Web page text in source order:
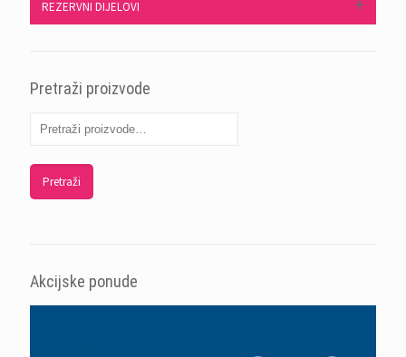
REZERVNI DIJELOVI
Pretraži proizvode
Pretraži
Akcijske ponude